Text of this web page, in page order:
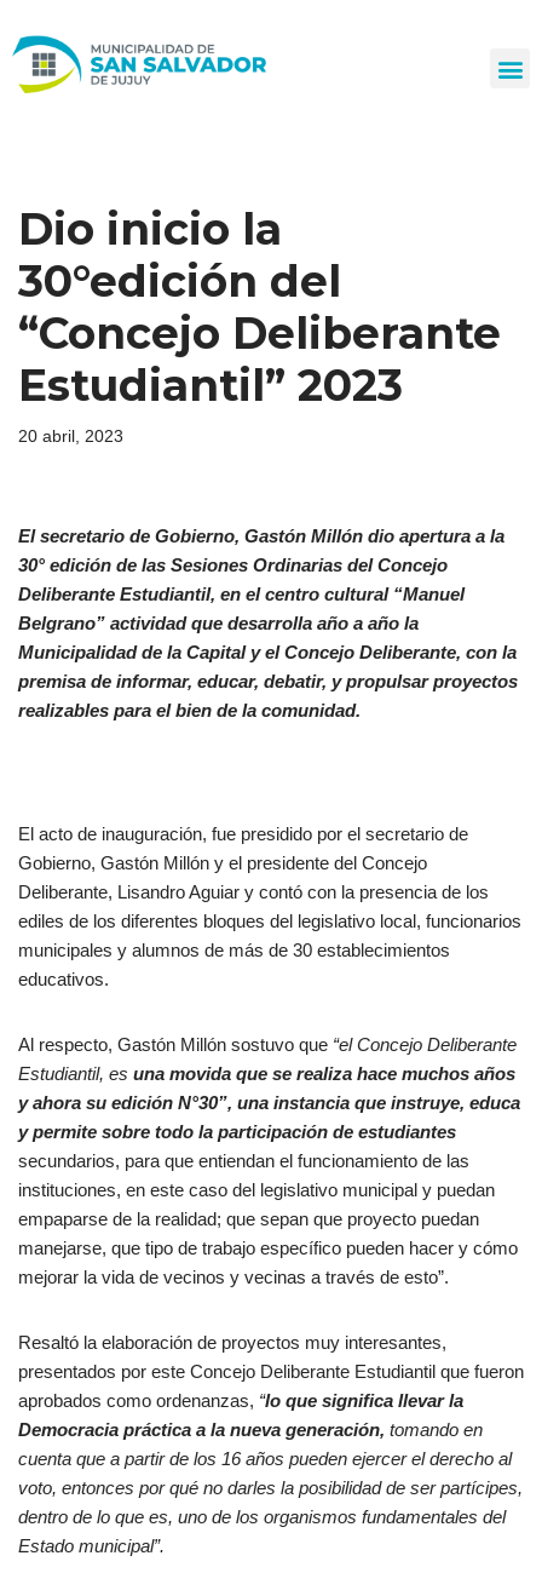
al
Dio inicio la
30°edición del
“Concejo Deliberante
Estudiantil” 2023
20 abril, 2023
El secretario de Gobierno, Gastón Millón dio apertura a la
30° edición de las Sesiones Ordinarias del Concejo
Deliberante Estudiantil, en el centro cultural “Manuel
Belgrano” actividad que desarrolla año a año la
Municipalidad de la Capital y el Concejo Deliberante, con la
premisa de informar, educar, debatir, y propulsar proyectos
realizables para el bien de la comunidad.
El acto de inauguración, fue presidido por el secretario de
Gobierno, Gastón Millón y el presidente del Concejo
Deliberante, Lisandro Aguiar y contó con la presencia de los
ediles de los diferentes bloques del legislativo local, funcionarios
municipales y alumnos de más de 30 establecimientos
educativos.
Al respecto, Gastón Millón sostuvo que “el Concejo Deliberante
Estudiantil, es una movida que se realiza hace muchos años
y ahora su edición N°30”, una instancia que instruye, educa
y permite sobre todo la participación de estudiantes
secundarios, para que entiendan el funcionamiento de las
instituciones, en este caso del legislativo municipal y puedan
empaparse de la realidad; que sepan que proyecto puedan
manejarse, que tipo de trabajo específico pueden hacer y cómo
mejorar la vida de vecinos y vecinas a través de esto”.
Resaltó la elaboración de proyectos muy interesantes,
presentados por este Concejo Deliberante Estudiantil que fueron
aprobados como ordenanzas, “lo que significa llevar la
Democracia práctica a la nueva generación, tomando en
cuenta que a partir de los 16 años pueden ejercer el derecho al
voto, entonces por qué no darles la posibilidad de ser partícipes,
dentro de lo que es, uno de los organismos fundamentales del
Estado municipal”.